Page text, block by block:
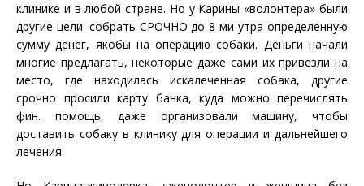
клинике и в любой стране. Но у Карины «волонтера» были
другие цели: собрать СРОЧНО до 8-ми утра определенную
сумму денег, якобы на операцию собаки. Деньги начали
многие предлагать, некоторые даже сами их привезли на
место, где находилась искалеченная собака, другие
срочно просили карту банка, куда можно перечислять
фин. помощь, даже организовали машину, чтобы
доставить собаку в клинику для операции и дальнейшего
лечения.